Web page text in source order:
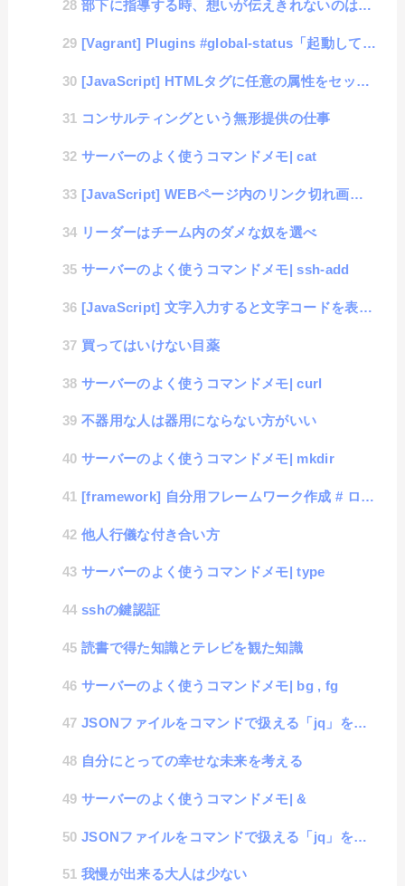
部下に指導する時、想いが伝えきれないのは何故か？
[Vagrant] Plugins #global-status「起動しているBOXの一覧を表示」
[JavaScript] HTMLタグに任意の属性をセットする #dataset
コンサルティングという無形提供の仕事
サーバーのよく使うコマンドメモ| cat
[JavaScript] WEBページ内のリンク切れ画像をコントロールするサンプル
リーダーはチーム内のダメな奴を選べ
サーバーのよく使うコマンドメモ| ssh-add
[JavaScript] 文字入力すると文字コードを表示するツール
買ってはいけない目薬
サーバーのよく使うコマンドメモ| curl
不器用な人は器用にならない方がいい
サーバーのよく使うコマンドメモ| mkdir
[framework] 自分用フレームワーク作成 # ログイン機能の追加
他人行儀な付き合い方
サーバーのよく使うコマンドメモ| type
sshの鍵認証
読書で得た知識とテレビを観た知識
サーバーのよく使うコマンドメモ| bg , fg
JSONファイルをコマンドで扱える「jq」を学習してみる #2「データの取り扱い」
自分にとっての幸せな未来を考える
サーバーのよく使うコマンドメモ| &
JSONファイルをコマンドで扱える「jq」を学習してみる #1「初期設定」
我慢が出来る大人は少ない